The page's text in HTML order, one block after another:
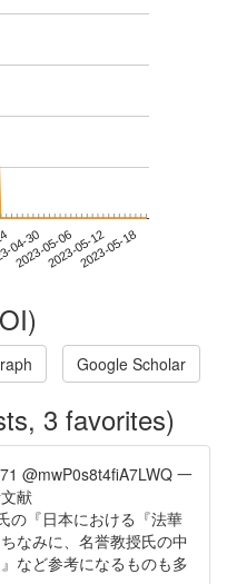
04-30
2023-05-062023-05-122023-05-18
Google Scholar
3 favorites)
@mwP0s8t4fiA7LWQ 一
献
の『日本における『法華
なみに、名誉教授氏の中
など参考になるものも多